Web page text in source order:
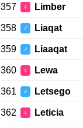
357 ♀ Limber
358 ♂ Liaqat
359 ♂ Liaaqat
360 ♀ Lewa
361 ♂ Letsego
362 ♀ Leticia